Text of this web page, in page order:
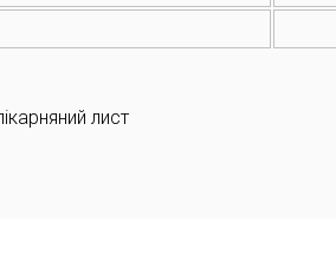
лист